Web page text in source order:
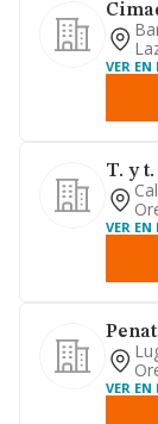
VER
T. y
VER
VER